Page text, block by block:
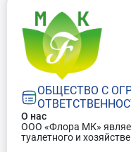
ОБЩЕСТВО С
О нас
ООО «Флора МК»
туалетного и